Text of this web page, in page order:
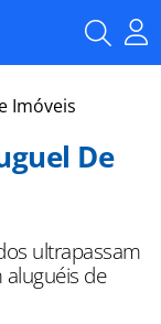
Imóveis
De
ultrapassam
de